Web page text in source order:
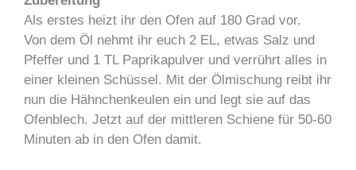
Als erstes heizt ihr den Ofen auf 180 Grad vor.
Von dem Öl nehmt ihr euch 2 EL, etwas Salz und
Pfeffer und 1 TL Paprikapulver und verrührt alles in
einer kleinen Schüssel. Mit der Ölmischung reibt ihr
nun die Hähnchenkeulen ein und legt sie auf das
Ofenblech. Jetzt auf der mittleren Schiene für 50-60
Minuten ab in den Ofen damit.